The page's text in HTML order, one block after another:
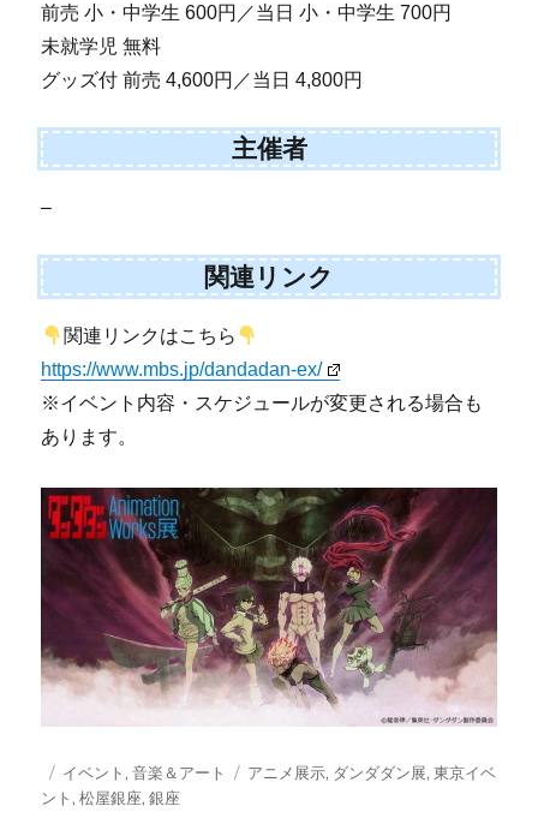
前売 小・中学生 600円／当日 小・中学生 700円
未就学児 無料
グッズ付 前売 4,600円／当日 4,800円
主催者
–
関連リンク
関連リンクはこちら
https://www.mbs.jp/dandadan-ex/
※イベント内容・スケジュールが変更される場合も
あります。
投
稿
カ
テ
イベント,音楽＆アート
タ
アニメ展示, ダンダダン展,東京イベ
ント,松屋銀座,銀座